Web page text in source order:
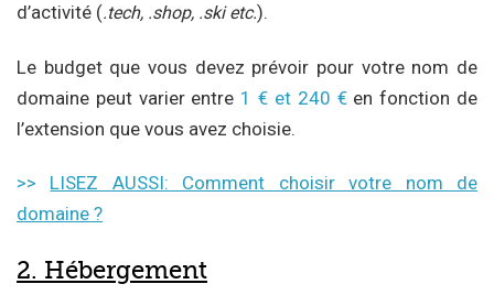
d’activité (.tech, .shop, .ski etc.).
Le budget que vous devez prévoir pour votre nom de
domaine peut varier entre 1 € et 240 €en fonction de
l’extension que vous avez choisie.
>> LISEZ AUSSI: Comment choisir votre nom de
domaine ?
2. Hébergement